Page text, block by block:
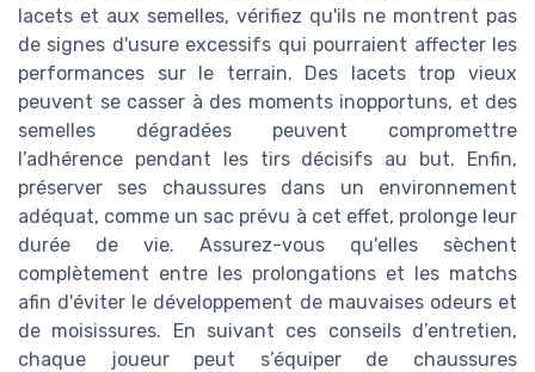
lacets et aux semelles, vérifiez qu'ils ne montrent pas
de signes d'usure excessifs qui pourraient affecter les
performances sur le terrain. Des lacets trop vieux
peuvent se casser à des moments inopportuns, et des
semelles dégradées peuvent compromettre
l’adhérence pendant les tirs décisifs au but. Enfin,
préserver ses chaussures dans un environnement
adéquat, comme un sac prévu à cet effet, prolonge leur
durée de vie. Assurez-vous qu'elles sèchent
complètement entre les prolongations et les matchs
afin d'éviter le développement de mauvaises odeurs et
de moisissures. En suivant ces conseils d’entretien,
chaque joueur peut s’équiper de chaussures